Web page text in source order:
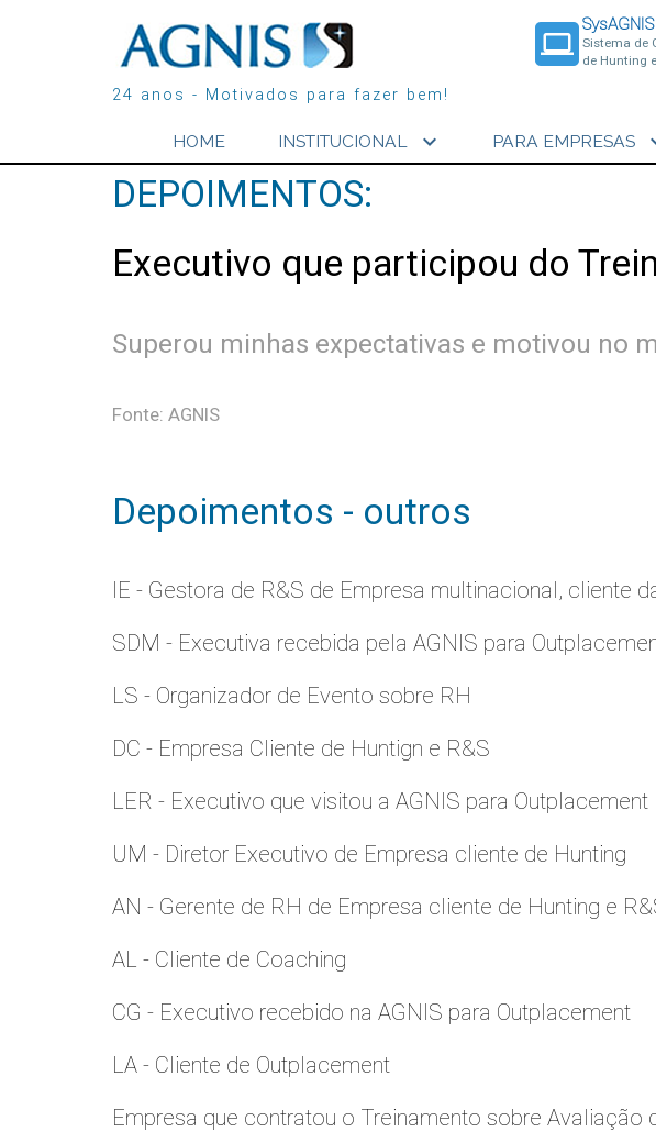
24 anos - Motivados para fazer bem!
laptop
SysAGNIS
Sistema de
de Hunting
HOME INSTITUCIONAL expand_more PARA EMPRESAS
DEPOIMENTOS:
Executivo que participou do
Superou minhas expectativas e motivou no
Fonte: AGNIS
Depoimentos - outros
IE - Gestora de R&S de Empresa multinacional, cliente
SDM - Executiva recebida pela AGNIS para
LS - Organizador de Evento sobre RH
DC - Empresa Cliente de Huntign e R&S
LER - Executivo que visitou a AGNIS para Outplacement
UM - Diretor Executivo de Empresa cliente de Hunting
AN - Gerente de RH de Empresa cliente de Hunting e
AL - Cliente de Coaching
CG - Executivo recebido na AGNIS para Outplacement
LA - Cliente de Outplacement
Empresa que contratou o Treinamento sobre Avaliação